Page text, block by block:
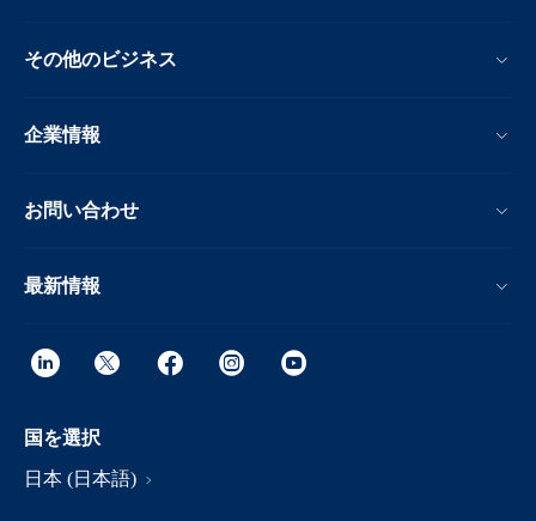
その他のビジネス
企業情報
お問い合わせ
最新情報
国を選択
日本 (日本語)